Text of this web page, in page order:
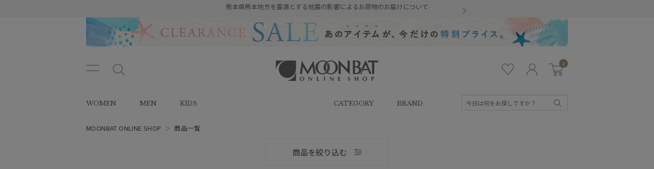
熊本県熊本地方を震源とする地震の影響によるお荷物のお届けについて
ン
ュ
ー
タ
SHOP（ムーンバットオンラインシ
イ
ン
0
WOMEN MEN KIDS CATEGORY BRAND
MOONBAT ONLINE SHOP ＞ 商品一覧
商品を絞り込む